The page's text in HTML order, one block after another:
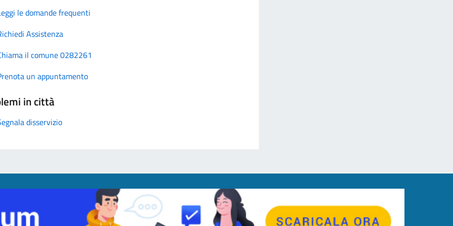
le domande frequenti
Assistenza
il comune 0282261
un appuntamento
in città
disservizio